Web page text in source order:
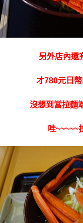
另外店內還
才780元日
沒想到當拉麵
哇~~~~~